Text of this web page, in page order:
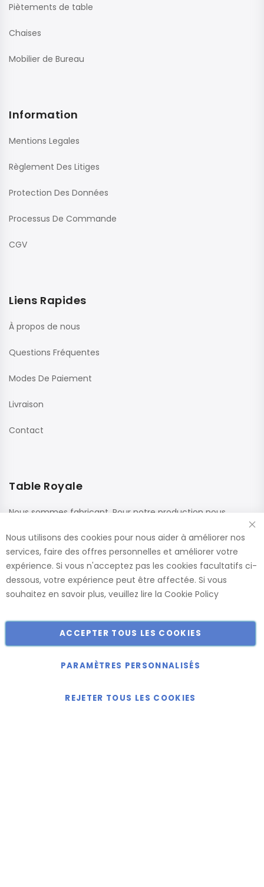
Piètements de table
Chaises
Mobilier de Bureau
Information
Mentions Legales
Règlement Des Litiges
Protection Des Données
Processus De Commande
CGV
Liens Rapides
À propos de nous
Questions Fréquentes
Modes De Paiement
Livraison
Contact
Table Royale
Nous sommes fabricant. Pour notre production nous
renommés. Ces panneaux sont confectionnés dans nos
usines, ce qui nous permet de vous offrir le plus large choix
de dimensions et de finitions.
Catalogue
Tous droits réservés.
Nous utilisons des cookies pour nous aider à améliorer nos
services, faire des offres personnelles et améliorer votre
expérience. Si vous n'acceptez pas les cookies facultatifs ci-
dessous, votre expérience peut être affectée. Si vous
souhaitez en savoir plus, veuillez lire la Cookie Policy
ACCEPTER TOUS LES COOKIES
PARAMÈTRES PERSONNALISÉS
REJETER TOUS LES COOKIES